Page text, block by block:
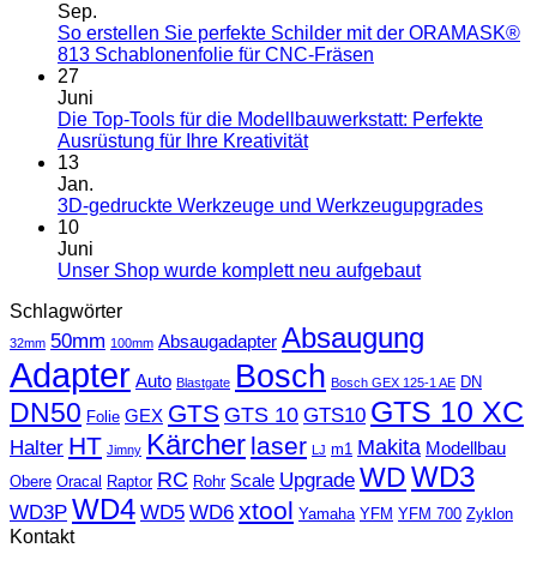
Sep.
So erstellen Sie perfekte Schilder mit der ORAMASK®
813 Schablonenfolie für CNC-Fräsen
27
Juni
Die Top-Tools für die Modellbauwerkstatt: Perfekte
Ausrüstung für Ihre Kreativität
13
Jan.
3D-gedruckte Werkzeuge und Werkzeugupgrades
10
Juni
Unser Shop wurde komplett neu aufgebaut
Schlagwörter
32mm 50mm 100mm Absaugadapter Absaugung
Adapter Auto Blastgate Bosch Bosch GEX 125-1 AE DN
DN50 Folie GEX GTS GTS 10 GTS10 GTS 10 XC
Halter HT Jimny Kärcher laser LJ m1 Makita Modellbau
Obere Oracal Raptor RC Rohr Scale Upgrade WDWD3
WD3P WD4 WD5 WD6 xtool Yamaha YFM YFM 700 Zyklon
Kontakt